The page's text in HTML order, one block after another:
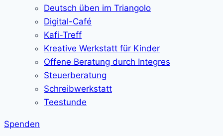
Deutsch üben im Triangolo
Digital-Café
Kafi-Treff
Kreative Werkstatt für Kinder
Offene Beratung durch Integres
Steuerberatung
Schreibwerkstatt
Teestunde
Spenden